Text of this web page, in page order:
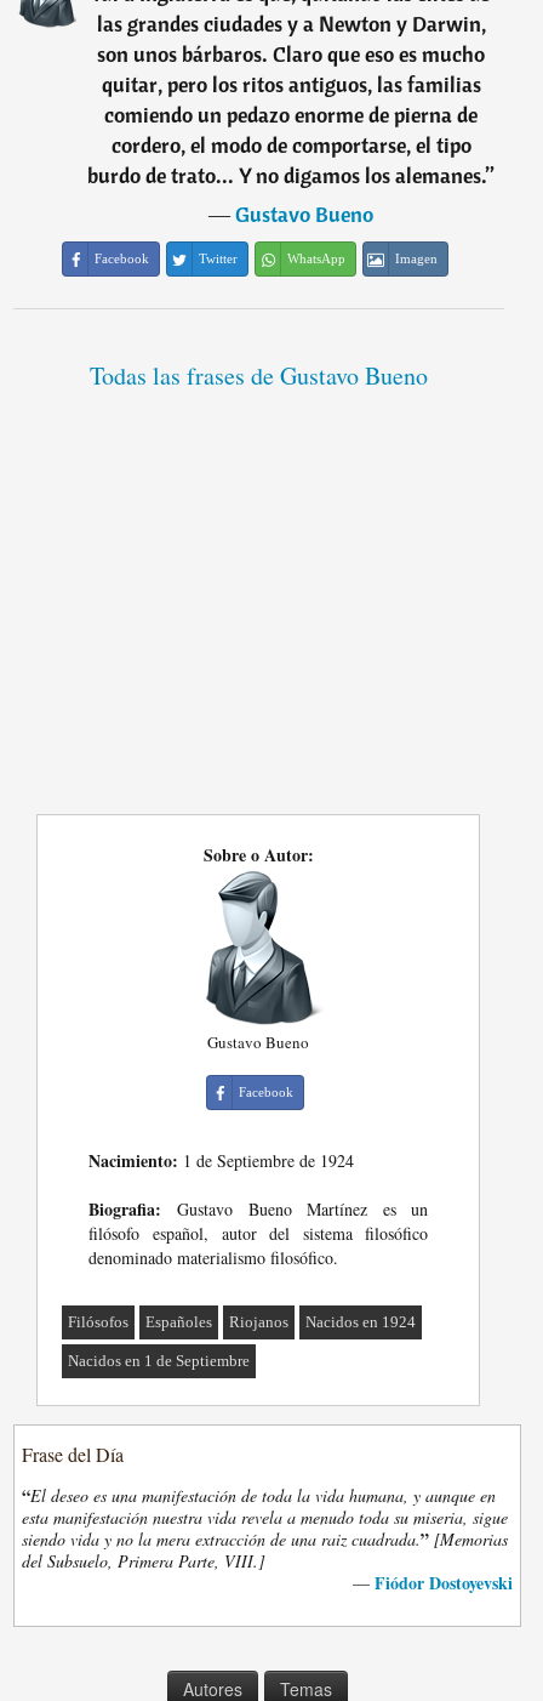
las grandes ciudades y a Newton y Darwin,
son unos bárbaros. Claro que eso es mucho
quitar, pero los ritos antiguos, las familias
comiendo un pedazo enorme de pierna de
cordero, el modo de comportarse, el tipo
burdo de trato... Y no digamos los alemanes.”
―Gustavo Bueno
Facebook Twitter WhatsApp Imagen
Todas las frases de Gustavo Bueno
Sobre o Autor:
Gustavo Bueno
Facebook
Nacimiento: 1 de Septiembre de 1924
Biografia: Gustavo Bueno Martínez es un
filósofo español, autor del sistema filosófico
denominado materialismo filosófico.
Filósofos Españoles Riojanos Nacidos en 1924
Nacidos en 1 de Septiembre
Frase del Día
“El deseo es una manifestación de toda la vida humana, y aunque en
esta manifestación nuestra vida revela a menudo toda su miseria, sigue
siendo vida y no la mera extracción de una raiz cuadrada.” [Memorias
del Subsuelo, Primera Parte, VIII.]
— Fiódor Dostoyevski
Autores Temas